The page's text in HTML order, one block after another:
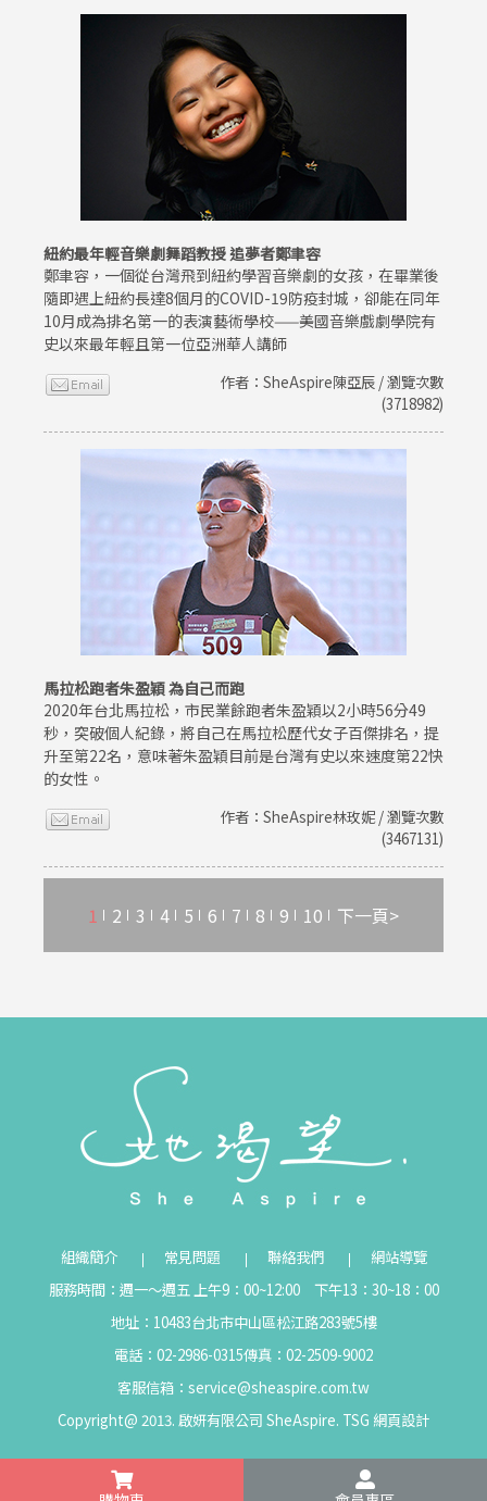
紐約最年輕音樂劇舞蹈教授 追夢者鄭聿容
鄭聿容，一個從台灣飛到紐約學習音樂劇的女孩，在畢業後
隨即遇上紐約長達8個月的COVID-19防疫封城，卻能在同年
10月成為排名第一的表演藝術學校——美國音樂戲劇學院有
史以來最年輕且第一位亞洲華人講師
作者：SheAspire陳亞辰 / 瀏覽次數
(3718982)
馬拉松跑者朱盈穎 為自己而跑
2020年台北馬拉松，市民業餘跑者朱盈穎以2小時56分49
秒，突破個人紀錄，將自己在馬拉松歷代女子百傑排名，提
升至第22名，意味著朱盈穎目前是台灣有史以來速度第22快
的女性。
作者：SheAspire林玫妮 / 瀏覽次數
(3467131)
1 2 3 4 5 6 7 8 9 10 下一頁>
組織簡介 常見問題 聯絡我們
網站導覽
服務時間：週一～週五 上午9：00~12:00 下午13：30~18：00
地址：10483台北市中山區松江路283號5樓
電話：02-2986-0315傳真：02-2509-9002
客服信箱： service@sheaspire.com.tw
Copyright@ 2013. 啟妍有限公司 SheAspire. TSG 網頁設計